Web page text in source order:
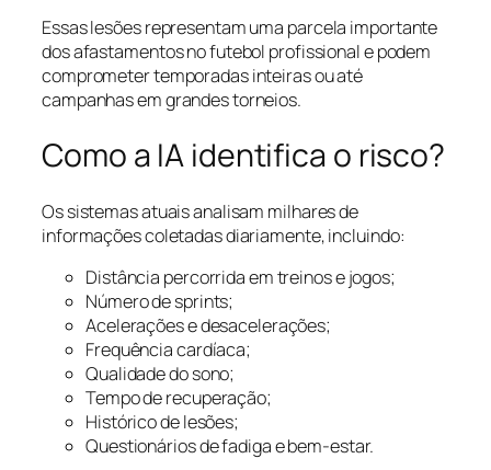
Essas lesões representam uma parcela importante
dos afastamentos no futebol profissional e podem
comprometer temporadas inteiras ou até
campanhas em grandes torneios.
Como a IA identifica o risco?
Os sistemas atuais analisam milhares de
informações coletadas diariamente, incluindo:
Distância percorrida em treinos e jogos;
Número de sprints;
Acelerações e desacelerações;
Frequência cardíaca;
Qualidade do sono;
Tempo de recuperação;
Histórico de lesões;
Questionários de fadiga e bem-estar.